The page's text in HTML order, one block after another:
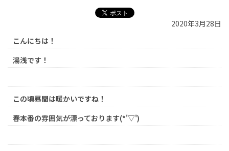
2020年3月28日
こんにちは！
湯浅です！
この頃昼間は暖かいですね！
春本番の雰囲気が漂っております(*'▽')